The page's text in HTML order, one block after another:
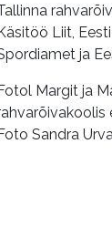
Liit,
ja
Margit ja
Sandra